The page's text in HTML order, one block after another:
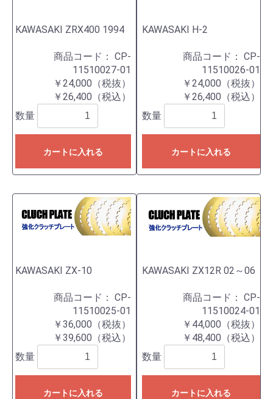
KAWASAKI ZRX400 1994
商品コード： CP-
11510027-01
￥24,000（税抜）
￥26,400（税込）
数量
カートに入れる
KAWASAKI H-2
商品コード： CP-
11510026-01
￥24,000（税抜）
￥26,400（税込）
数量
カートに入れる
KAWASAKI ZX-10
商品コード： CP-
11510025-01
￥36,000（税抜）
￥39,600（税込）
数量
カートに入れる
KAWASAKI ZX12R 02～06
商品コード： CP-
11510024-01
￥44,000（税抜）
￥48,400（税込）
数量
カートに入れる